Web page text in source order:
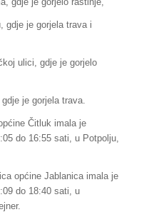
gdje je gorjela trava i
ulici, gdje je gorjelo
je gorjela trava.
Čitluk imala je
do 16:55 sati, u Potpolju,
općine Jablanica imala je
do 18:40 sati, u